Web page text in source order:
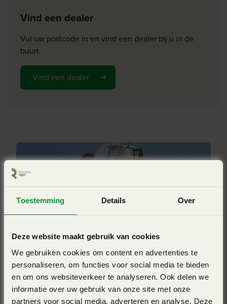
Toestemming Details Over
Deze website maakt gebruik van cookies
We gebruiken cookies om content en advertenties te
personaliseren, om functies voor social media te bieden
en om ons websiteverkeer te analyseren. Ook delen we
informatie over uw gebruik van onze site met onze
partners voor social media, adverteren en analyse. Deze
beïnvloeden. KUHN biedt een ruime keuze aan
werkbreedtes, uitvoeringen, tanden, andere toebehoren en
tandwielen en verkrijgbare rollen.
allerhoogste kwaliteit. Dit betekent:
Een gemakkelijke instelling voor de aanpassing aan de
Minimale onderhoudskosten;
jarenlang zorgeloos gebruik
Dankzij hydraulische instellingen is het mogelijk de
machine tijdens het werk aan te passen aan de
werkomstandigheden! De behuizing, lagers en
tandhouders vormen een compacte eenheid. Hierdoor
1000
Benodigd vermogen PK
200
Benodigd vermogen kw
Kuhn
Werkbreedte (m)
6
HR HRB serie
Vind een dealer
Vul uw postcode in en vind een dealer bij u in de
buurt.
Vind een dealer
Bekijk ook eens